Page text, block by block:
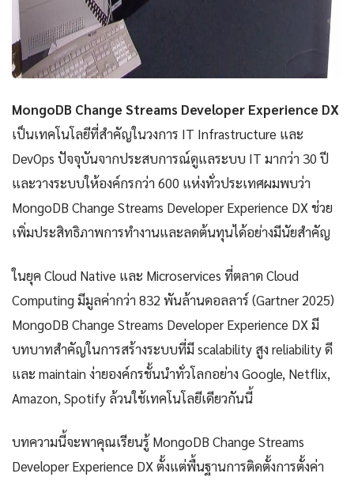
MongoDB Change Streams Developer Experience DX
เป็นเทคโนโลยีที่สำคัญในวงการ IT Infrastructure และ
DevOps ปัจจุบันจากประสบการณ์ดูแลระบบ IT มากว่า 30 ปี
และวางระบบให้องค์กรกว่า 600 แห่งทั่วประเทศผมพบว่า
MongoDB Change Streams Developer Experience DX ช่วย
เพิ่มประสิทธิภาพการทำงานและลดต้นทุนได้อย่างมีนัยสำคัญ
ในยุค Cloud Native และ Microservices ที่ตลาด Cloud
Computing มีมูลค่ากว่า 832 พันล้านดอลลาร์ (Gartner 2025)
MongoDB Change Streams Developer Experience DX มี
บทบาทสำคัญในการสร้างระบบที่มี scalability สูง reliability ดี
และ maintain ง่ายองค์กรชั้นนำทั่วโลกอย่าง Google, Netflix,
Amazon, Spotify ล้วนใช้เทคโนโลยีเดียวกันนี้
บทความนี้จะพาคุณเรียนรู้ MongoDB Change Streams
Developer Experience DX ตั้งแต่พื้นฐานการติดตั้งการตั้งค่า